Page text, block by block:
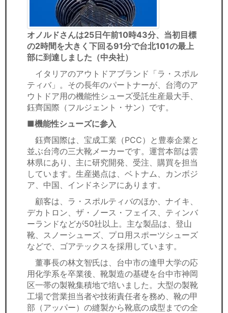
オノルドさんは25日午前10時43分、当初目標
の2時間を大きく下回る91分で台北101の最上
部に到達しました（中央社）
イタリアのアウトドアブランド「ラ・スポル
ティバ」。その長年のパートナーが、台湾のア
ウトドア用の機能性シューズ受託生産最大手、
鈺齊国際（フルジェント・サン）です。
■機能性シューズに参入
鈺齊国際は、宝成工業（PCC）と豊泰企業と
並ぶ台湾の三大靴メーカーです。運営本部は雲
林県にあり、主に研究開発、受注、購買を担当
しています。生産拠点は、ベトナム、カンボジ
ア、中国、インドネシアにあります。
顧客は、ラ・スポルティバのほか、ナイキ、
デカトロン、ザ・ノース・フェイス、ティンバ
ーランドなどが50社以上。主な製品は、登山
靴、スノーシューズ、プロ用スポーツシューズ
などで、ゴアテックスを採用しています。
董事長の林文智氏は、台中市の逢甲大学の応
用化学系を卒業後、靴製造の基礎を台中市神岡
区一帯の製靴集積地で培いました。大型の製靴
工場で営業担当者や技術責任者を務め、靴の甲
部（アッパー）の縫製から靴底の成型までの全